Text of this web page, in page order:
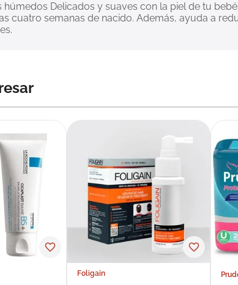
húmedos Delicados y suaves con la piel de tu
cuatro semanas de nacido. Además, ayuda a
Foligain